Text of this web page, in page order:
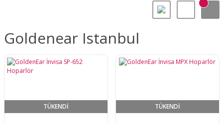
Goldenear Istanbul
TÜKENDİ TÜKENDİ